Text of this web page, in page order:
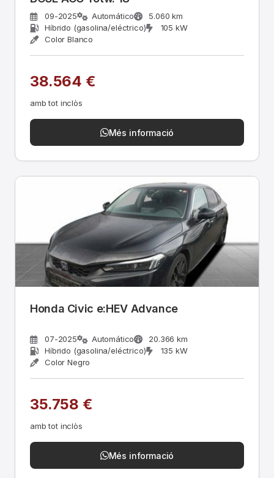
09-2025 Automático
5.060 km
Híbrido (gasolina/eléctrico)
105 kW
Color Blanco
38.564 €
amb tot inclòs
Més informació
Honda Civic e:HEV Advance
07-2025 Automático
20.366 km
Híbrido (gasolina/eléctrico)
135 kW
Color Negro
35.758 €
amb tot inclòs
Més informació